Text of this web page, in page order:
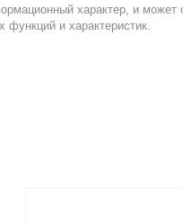
характер, и может
и характеристик.